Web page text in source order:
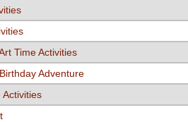
Time Activities
Adventure
Activities